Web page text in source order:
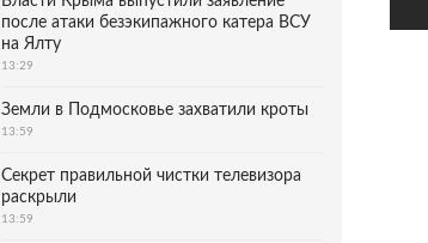
после атаки безэкипажного катера ВСУ
на Ялту
13:29
Земли в Подмосковье захватили кроты
13:59
Секрет правильной чистки телевизора
раскрыли
13:59